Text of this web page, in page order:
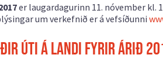
er laugardagurinn 11. nóvember kl.
um verkefnið er á vefsíðunni
úti á landi fyrir árið